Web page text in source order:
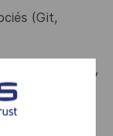
(Git,
sécurité réseau,